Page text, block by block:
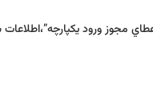
مجوز ورود